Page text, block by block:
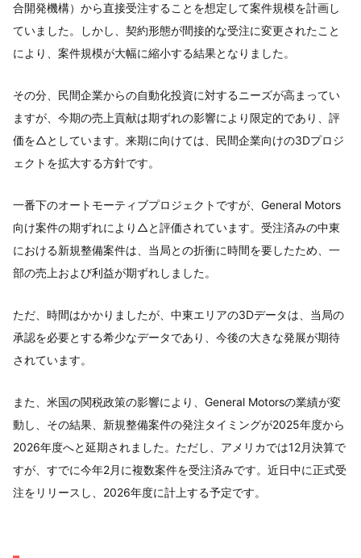
合開発機構）から直接受注することを想定して案件規模を計画し
ていました。しかし、契約形態が間接的な受注に変更されたこと
により、案件規模が大幅に縮小する結果となりました。
その分、民間企業からの自動化投資に対するニーズが高まってい
ますが、今期の売上貢献は期ずれの影響により限定的であり、評
価を△としています。来期に向けては、民間企業向けの3Dプロジ
ェクトを拡大する方針です。
一番下のオートモーティブプロジェクトですが、General Motors
向け案件の期ずれにより△と評価されています。受注済みの中東
における新規整備案件は、当局との折衝に時間を要したため、一
部の売上および利益が期ずれしました。
ただ、時間はかかりましたが、中東エリアの3Dデータは、当局の
承認を必要とする希少なデータであり、今後の大きな発展が期待
されています。
また、米国の関税政策の影響により、General Motorsの業績が変
動し、その結果、新規整備案件の発注タイミングが2025年度から
2026年度へと延期されました。ただし、アメリカでは12月決算で
すが、すでに今年2月に複数案件を受注済みです。近日中に正式受
注をリリースし、2026年度に計上する予定です。